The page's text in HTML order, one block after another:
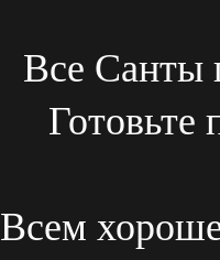
Все Санты
Готовьте
Всем